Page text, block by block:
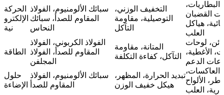
الحركة
الإلكترو
نية
سبائك الألومنيوم، الفولاذ
المقاوم للصدأ، سبائك
النحاس
التخفيف الوزني،
التوصيلية، مقاومة
التآكل
القضبان
هياكل
العلب
الطاقة
الفولاذ الكربوني، الفولاذ
المقاوم للصدأ، الفولاذ
المجلفن
المتانة، مقاومة
التآكل، كفاءة التكلفة
لوحات
الأغطية،
الدعم
حلول
الإضاءة
سبائك الألومنيوم، الفولاذ
المقاوم للصدأ
تبديد الحرارة، المظهر،
هيكل خفيف الوزن
العاكسات،
الألواح
العلب